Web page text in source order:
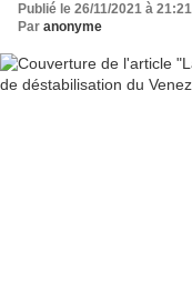
Publié le 26/11/2021 à 21:21
Par anonyme